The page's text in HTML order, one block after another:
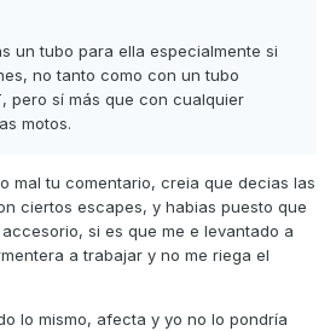
un tubo para ella especialmente si
no tanto como con un tubo
pero sí más que con cualquier
motos.
mal tu comentario, creia que decias las
ciertos escapes, y habias puesto que
si es que me e levantado a
a trabajar y no me riega el
lo mismo, afecta y yo no lo pondría